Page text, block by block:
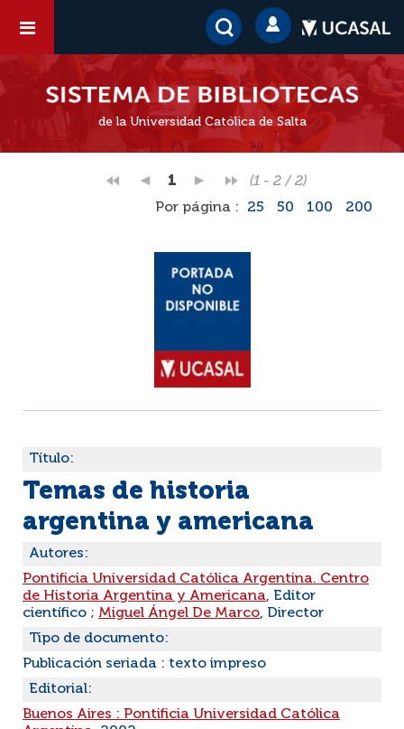
de la Universidad Católica de Salta
1
(1 - 2 / 2)
Por página :
25 50 100 200
Título:
Temas de historia
argentina y americana
Autores:
Pontificia Universidad Católica Argentina. Centro
de Historia Argentina y Americana, Editor
científico ; Miguel Ángel De Marco, Director
Tipo de documento:
Publicación seriada : texto impreso
Editorial:
Buenos Aires : Pontificia Universidad Católica